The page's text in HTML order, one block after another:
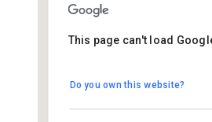
Basisschool
Wijdewormerplein 1 -
This page can't load
Do you own this website?